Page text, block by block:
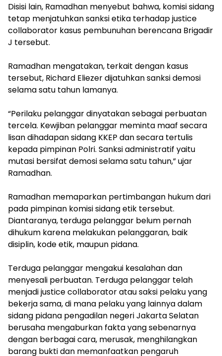
Disisi lain, Ramadhan menyebut bahwa, komisi sidang
tetap menjatuhkan sanksi etika terhadap justice
collaborator kasus pembunuhan berencana Brigadir
J tersebut.
Ramadhan mengatakan, terkait dengan kasus
tersebut, Richard Eliezer dijatuhkan sanksi demosi
selama satu tahun lamanya.
“Perilaku pelanggar dinyatakan sebagai perbuatan
tercela. Kewjiban pelanggar meminta maaf secara
lisan dihadapan sidang KKEP dan secara tertulis
kepada pimpinan Polri. Sanksi administratif yaitu
mutasi bersifat demosi selama satu tahun,” ujar
Ramadhan.
Ramadhan memaparkan pertimbangan hukum dari
pada pimpinan komisi sidang etik tersebut.
Diantaranya, terduga pelanggar belum pernah
dihukum karena melakukan pelanggaran, baik
disiplin, kode etik, maupun pidana.
Terduga pelanggar mengakui kesalahan dan
menyesali perbuatan. Terduga pelanggar telah
menjadi justice collaborator atau saksi pelaku yang
bekerja sama, di mana pelaku yang lainnya dalam
sidang pidana pengadilan negeri Jakarta Selatan
berusaha mengaburkan fakta yang sebenarnya
dengan berbagai cara, merusak, menghilangkan
barang bukti dan memanfaatkan pengaruh